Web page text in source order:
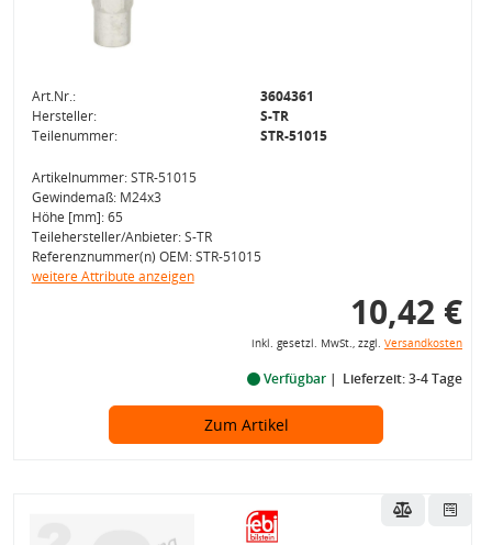
Art.Nr.:
3604361
Hersteller:
S-TR
Teilenummer:
STR-51015
Artikelnummer: STR-51015
Gewindemaß: M24x3
Höhe [mm]: 65
Teilehersteller/Anbieter: S-TR
Referenznummer(n) OEM: STR-51015
weitere Attribute anzeigen
10,42 €
inkl. gesetzl. MwSt., zzgl. Versandkosten
Verfügbar Lieferzeit: 3-4 Tage
Zum Artikel